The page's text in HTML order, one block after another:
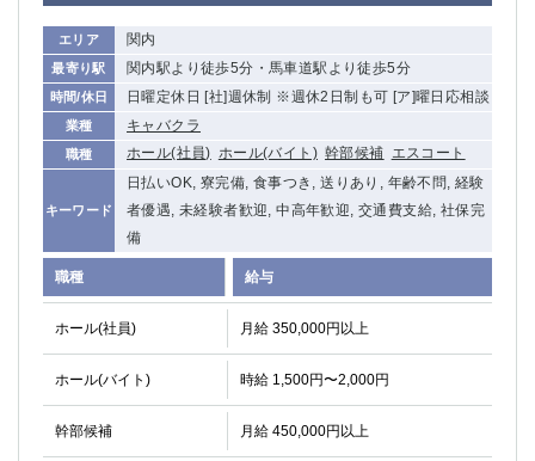
エリア 関内
最寄り駅 関内駅より徒歩5分・馬車道駅より徒歩5分
時間/休日 日曜定休日 [社]週休制 ※週休2日制も可 [ア]曜日応相談
業種 キャバクラ
職種 ホール(社員) ホール(バイト) 幹部候補 エスコート
キーワード
日払いOK, 寮完備, 食事つき, 送りあり, 年齢不問, 経験
者優遇, 未経験者歓迎, 中高年歓迎, 交通費支給, 社保完
備
職種 給与
ホール(社員) 月給 350,000円以上
ホール(バイト) 時給 1,500円〜2,000円
幹部候補 月給 450,000円以上